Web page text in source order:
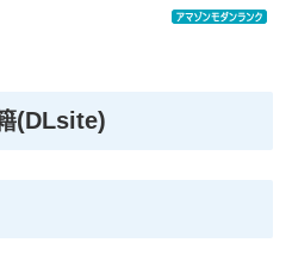
(DLsite)